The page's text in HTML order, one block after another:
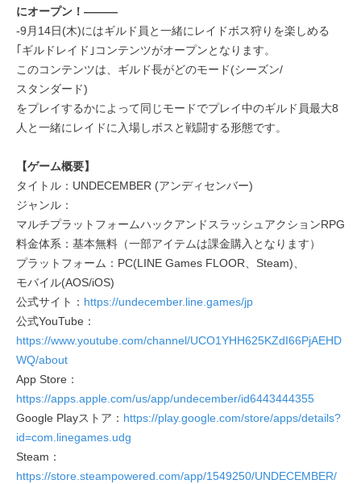
にオープン！―――
-9月14日(木)にはギルド員と一緒にレイドボス狩りを楽しめる
｢ギルドレイド｣コンテンツがオープンとなります。
このコンテンツは、ギルド長がどのモード(シーズン/
スタンダード)
をプレイするかによって同じモードでプレイ中のギルド員最大8
人と一緒にレイドに入場しボスと戦闘する形態です。
【ゲーム概要】
タイトル：UNDECEMBER (アンディセンバー)
ジャンル：
マルチプラットフォームハックアンドスラッシュアクションRPG
料金体系：基本無料（一部アイテムは課金購入となります）
プラットフォーム：PC(LINE Games FLOOR、Steam)、
モバイル(AOS/iOS)
公式サイト： https://undecember.line.games/jp
公式YouTube：
https://www.youtube.com/channel/UCO1YHH625KZdI66PjAEHD
WQ/about
App Store：
https://apps.apple.com/us/app/undecember/id6443444355
Google Playストア： https://play.google.com/store/apps/details?
id=com.linegames.udg
Steam：
https://store.steampowered.com/app/1549250/UNDECEMBER/